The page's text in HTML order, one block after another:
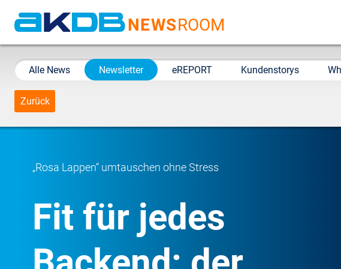
Datenverarbeitung in
NEWSROOM
Alle News Newsletter eREPORT Kundenstorys
Zurück
„Rosa Lappen“ umtauschen ohne Stress
Fit für jedes